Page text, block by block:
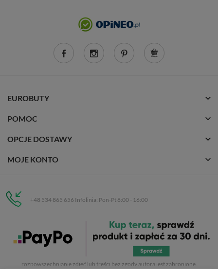
EUROBUTY
POMOC
OPCJE DOSTAWY
MOJE KONTO
+48 534 865 656 Infolinia: Pon-Pt 8:00 - 16:00
C.H. Respan, Rejtana 53a/250
35-326 Rzeszów
. Kopiowanie, przetwarzanie,
rozpowszechnianie zdjęć lub treści bez zgody autora jest zabronione.